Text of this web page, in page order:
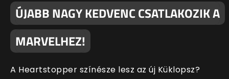
ÚJABB NAGY KEDVENC CSATLAKOZIK A
MARVELHEZ!
A Heartstopper színésze lesz az új Küklopsz?